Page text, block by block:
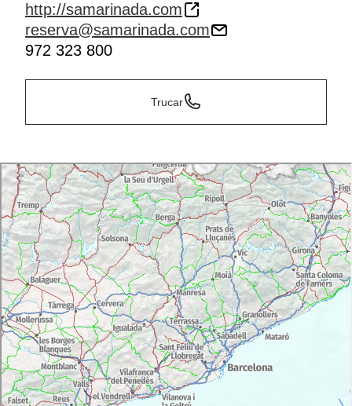
http://samarinada.com
reserva@samarinada.com
972 323 800
Trucar